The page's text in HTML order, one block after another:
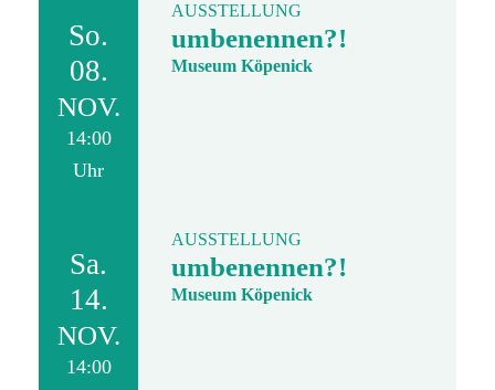
So.
08.
NOV.
14:00
Uhr
AUSSTELLUNG
umbenennen?!
Museum Köpenick
Sa.
14.
NOV.
14:00
AUSSTELLUNG
umbenennen?!
Museum Köpenick